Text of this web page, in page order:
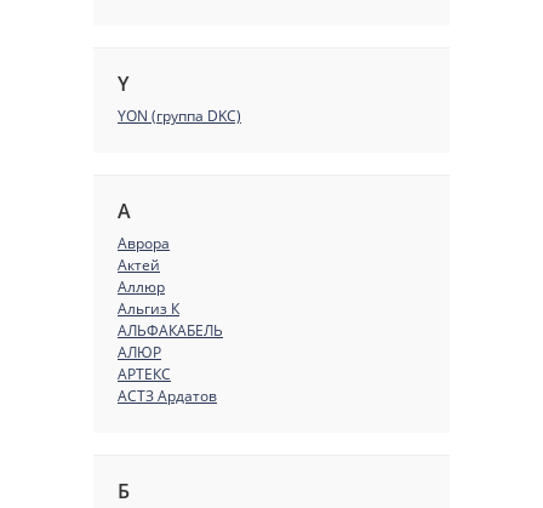
Y
YON (группа DKC)
А
Аврора
Актей
Аллюр
Альгиз К
АЛЬФАКАБЕЛЬ
АЛЮР
АРТЕКС
АСТЗ Ардатов
Б